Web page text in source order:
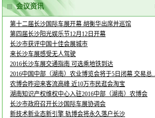
会议资讯
第十二届长沙国际车展开幕 胡衡华出席并巡馆
第四届长沙阳光娱乐节12月12日开幕
长沙市获评中国十佳会展城市
来长沙车展感受无人驾驶
2016长沙车展交通指南 可选乘地铁到达
2016中国中部（湖南）农业博览会将于5日闭幕 交易总..
农博会昨迎来客流高峰 近10万市民逛会淘宝
湖南知识产权维权中心入驻2016中部（湖南）农博会
长沙市政府召开长沙国际车展协调会
新技术新业态新引擎 轨博会将永久落户长沙